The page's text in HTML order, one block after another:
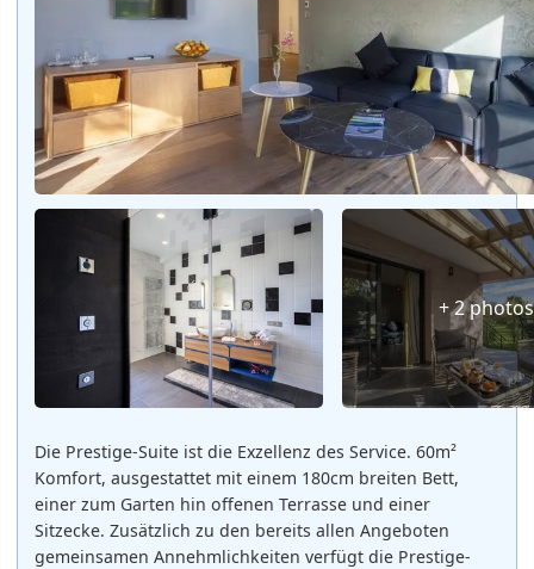
+ 2 photos
Die Prestige-Suite ist die Exzellenz des Service. 60m²
Komfort, ausgestattet mit einem 180cm breiten Bett,
einer zum Garten hin offenen Terrasse und einer
Sitzecke. Zusätzlich zu den bereits allen Angeboten
gemeinsamen Annehmlichkeiten verfügt die Prestige-